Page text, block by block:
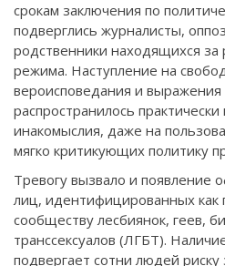
срокам заключения по
подверглись журналисты,
родственники находящихся
режима. Наступление на
вероисповедания и
распространилось
инакомыслия, даже на
мягко критикующих политику
Тревогу вызвало и появление
лиц, идентифицированных
сообществу лесбиянок, геев,
транссексуалов (ЛГБТ).
подвергает сотни людей